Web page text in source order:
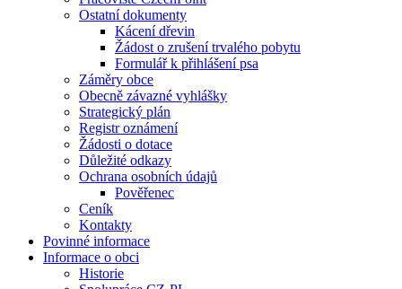
Ostatní dokumenty
Kácení dřevin
Žádost o zrušení trvalého pobytu
Formulář k přihlášení psa
Záměry obce
Obecně závazné vyhlášky
Strategický plán
Registr oznámení
Žádosti o dotace
Důležité odkazy
Ochrana osobních údajů
Pověřenec
Ceník
Kontakty
Povinné informace
Informace o obci
Historie